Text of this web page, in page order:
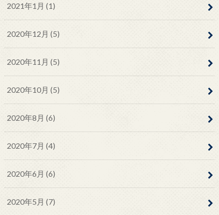
2021年1月 (1)
2020年12月 (5)
2020年11月 (5)
2020年10月 (5)
2020年8月 (6)
2020年7月 (4)
2020年6月 (6)
2020年5月 (7)